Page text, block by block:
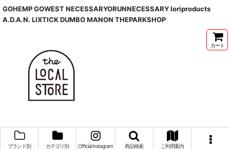
GOHEMP GOWEST NECESSARYORUNNECESSARY Ioriproducts
A.D.A.N. LIXTICK DUMBO MANON THEPARKSHOP
カート
ブランド別 カテゴリ別 Official Instagram 商品検索 ご利用案内